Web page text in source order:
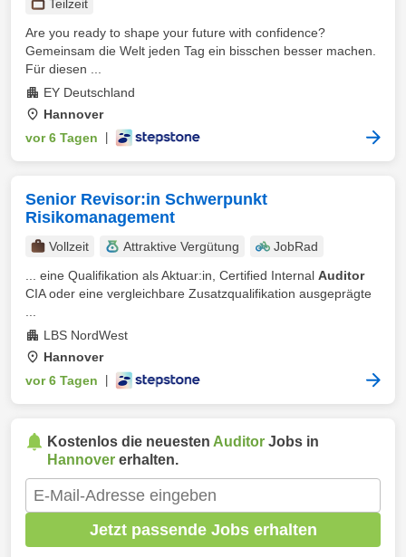
Teilzeit
Are you ready to shape your future with confidence?
Gemeinsam die Welt jeden Tag ein bisschen besser machen.
Für diesen ...
EY Deutschland
Hannover
vor 6 Tagen
Senior Revisor:in Schwerpunkt
Risikomanagement
Vollzeit Attraktive Vergütung
JobRad
... eine Qualifikation als Aktuar:in, Certified Internal Auditor
CIA oder eine vergleichbare Zusatzqualifikation ausgeprägte
LBS NordWest
Hannover
vor 6 Tagen
Kostenlos die neuesten Auditor Jobs in
Hannover erhalten.
Jetzt passende Jobs erhalten